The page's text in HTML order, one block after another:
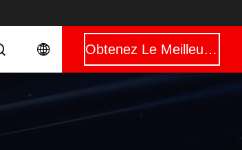
Obtenez Le Meilleur Prix